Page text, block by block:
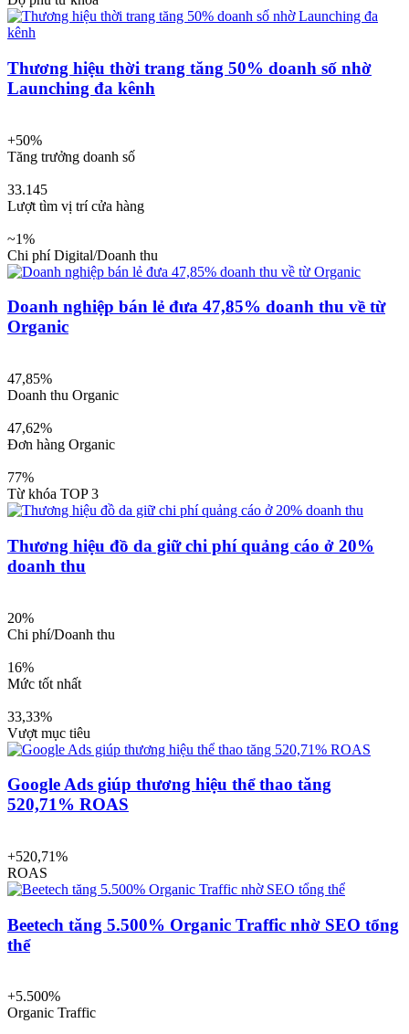
Thương hiệu thời trang tăng 50% doanh số nhờ
Launching đa kênh
+50%
Tăng trưởng doanh số
33.145
Lượt tìm vị trí cửa hàng
~1%
Chi phí Digital/Doanh thu
Doanh nghiệp bán lẻ đưa 47,85% doanh thu về từ
Organic
47,85%
Doanh thu Organic
47,62%
Đơn hàng Organic
77%
Từ khóa TOP 3
Thương hiệu đồ da giữ chi phí quảng cáo ở 20%
doanh thu
20%
Chi phí/Doanh thu
16%
Mức tốt nhất
33,33%
Vượt mục tiêu
Google Ads giúp thương hiệu thể thao tăng
520,71% ROAS
+520,71%
ROAS
Beetech tăng 5.500% Organic Traffic nhờ SEO tổng
thể
+5.500%
Organic Traffic